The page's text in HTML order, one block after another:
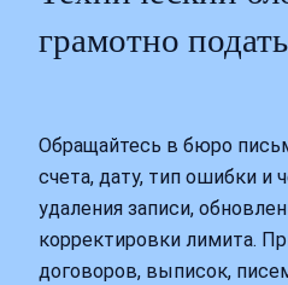
грамотно
Обращайтесь в бюро
счета, дату, тип ошибки и
удаления записи,
корректировки лимита.
договоров, выписок,